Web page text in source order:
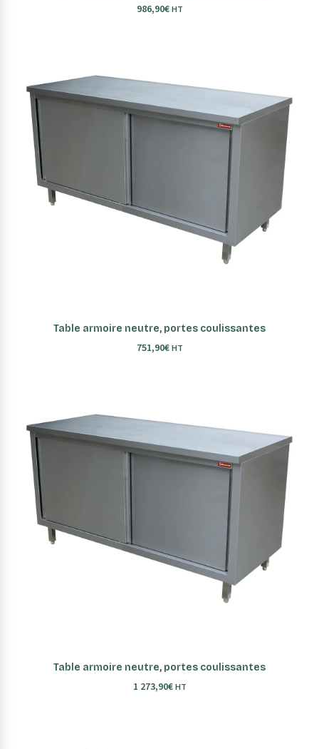
986,90€ HT
AJOUTER AU PANIER
Table armoire neutre, portes coulissantes
751,90€ HT
AJOUTER AU PANIER
Table armoire neutre, portes coulissantes
1 273,90€ HT